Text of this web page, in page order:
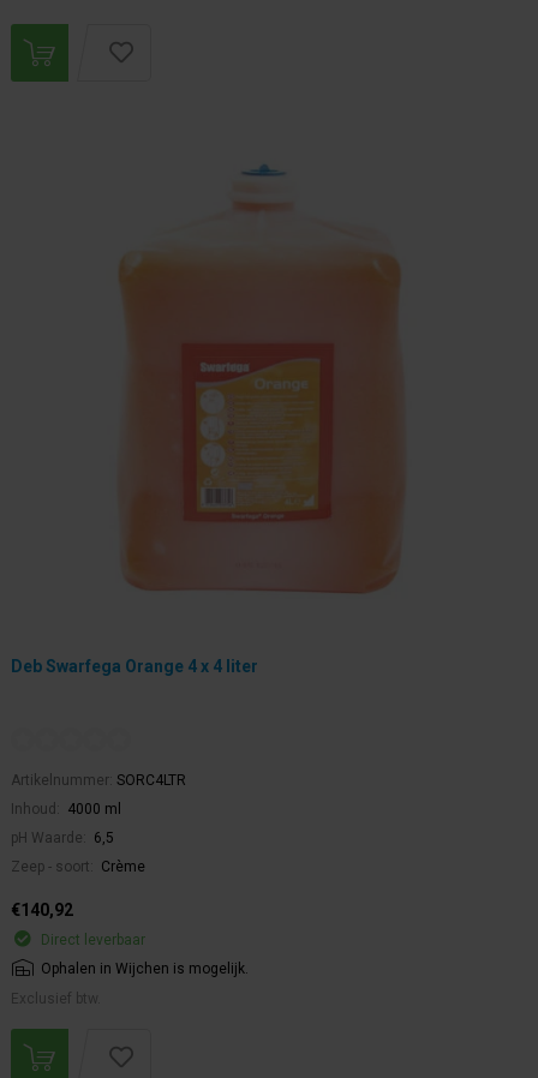
Deb Swarfega Orange 4 x 4 liter
Artikelnummer: SORC4LTR
Inhoud:
4000 ml
pH Waarde:
6,5
Zeep - soort:
Crème
€140,92
Direct leverbaar
Ophalen in Wijchen is mogelijk.
Exclusief btw.